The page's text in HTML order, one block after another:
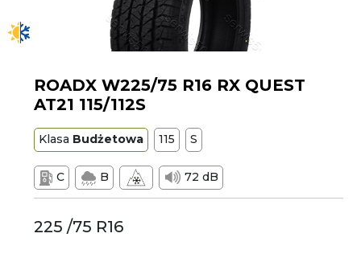
ROADX W225/75 R16 RX QUEST
AT21 115/112S
Klasa Budżetowa 115 S
C B 72 dB
225 /75 R16